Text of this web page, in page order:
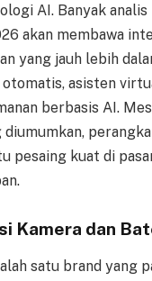
AI. Banyak
akan membawa
yang jauh lebih
asisten
berbasis AI.
diumumkan,
pesaing kuat di
Kamera dan
satu brand yang